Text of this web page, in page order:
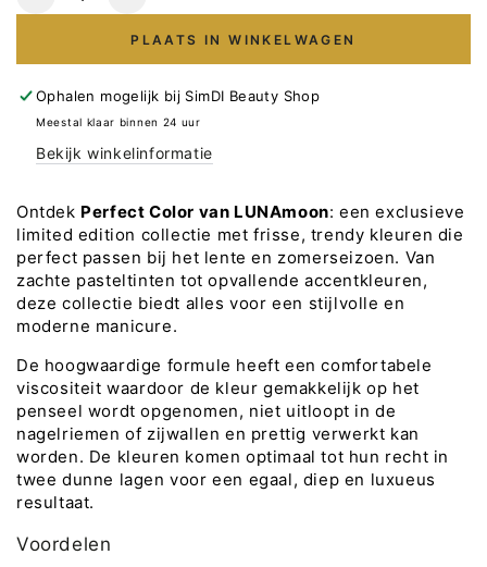
Gellak
LUNA
Color
504,
8ml
aantal
Gellak
LUNA
Color
504,
8ml
PLAATS IN WINKELWAGEN
Ophalen mogelijk bij SimDI Beauty Shop
Meestal klaar binnen 24 uur
Bekijk winkelinformatie
Ontdek Perfect Color van LUNAmoon: een exclusieve
limited edition collectie met frisse, trendy kleuren die
perfect passen bij het lente en zomerseizoen. Van
zachte pasteltinten tot opvallende accentkleuren,
deze collectie biedt alles voor een stijlvolle en
moderne manicure.
De hoogwaardige formule heeft een comfortabele
viscositeit waardoor de kleur gemakkelijk op het
penseel wordt opgenomen, niet uitloopt in de
nagelriemen of zijwallen en prettig verwerkt kan
worden. De kleuren komen optimaal tot hun recht in
twee dunne lagen voor een egaal, diep en luxueus
resultaat.
Voordelen